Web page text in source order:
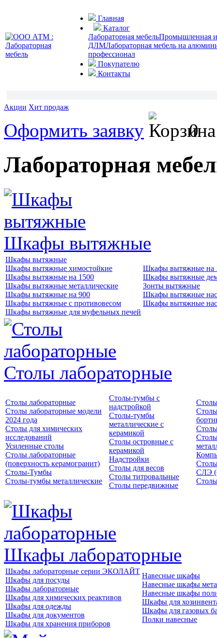
Главная
Каталог
Лабораторная мебельПромышленная и
ДЛМЛабораторная мебель на
профессионал
Покупателю
Контакты
Акции Хит продаж
Оформить заявку 0
Лабораторная
Шкафы вытяжные
Шкафы вытяжные
Шкафы вытяжные химостойкие
Шкафы вытяжные на 1500
Шкафы вытяжные металлические
Шкафы вытяжные на 900
Шкафы вытяжные с противовесом
Шкафы вытяжные для муфельных печей
Шкафы вытяжные на
Шкафы вытяжные
Зонты вытяжные
Шкафы вытяжные
Шкафы вытяжные
Столы лабораторные
Столы лабораторные
Столы лабораторные модели
2024 года
Столы для химических
исследований
Усиленные столы
Столы лабораторные
(поверхность керамогранит)
Столы-Тумбы
Столы-тумбы металлические
Столы-тумбы с
надстройкой
Столы-тумбы
металлические с
керамикой
Столы островные с
керамикой
Надстройки
Столы для весов
Столы титровальные
Столы передвижные
СЛЭ
Шкафы лабораторные
Шкафы лабораторные серии ЭКОЛАЙТ
Шкафы для посуды
Шкафы лабораторные
Шкафы для химических реактивов
Шкафы для одежды
Шкафы для документов
Шкафы для хранения приборов
Навесные шкафы
Навесные шкафы
Навесные шкафы
Шкафы для
Шкафы для газовых
Полки навесные